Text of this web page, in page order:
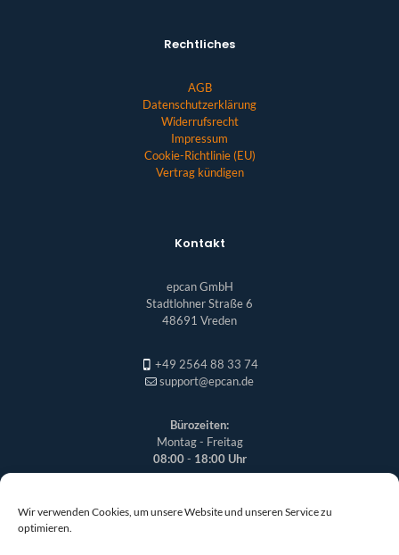
Wir verwenden Cookies, um unsere Website und unseren Service zu
optimieren.
Rechtliches
AGB
Datenschutzerklärung
Widerrufsrecht
Impressum
Cookie-Richtlinie (EU)
Vertrag kündigen
Kontakt
epcan GmbH
Stadtlohner Straße 6
48691 Vreden
+49 2564 88 33 74
support@epcan.de
Bürozeiten:
Montag - Freitag
08:00- 18:00 Uhr